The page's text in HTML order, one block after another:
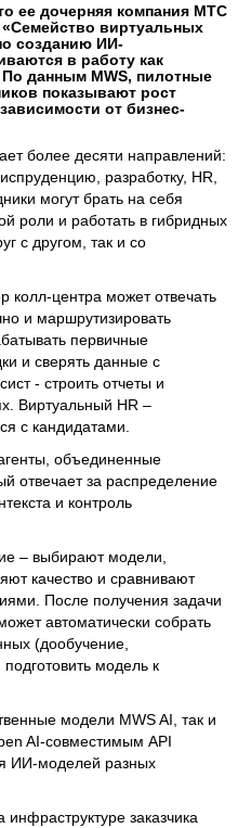
ее дочерняя компания МТС
«Семейство виртуальных
созданию ИИ-
в работу как
данным MWS, пилотные
показывают рост
от бизнес-
более десяти направлений:
разработку, HR,
могут брать на себя
роли и работать в гибридных
с другом, так и со
колл-центра может отвечать
и маршрутизировать
первичные
и сверять данные с
- строить отчеты и
Виртуальный HR –
с кандидатами.
объединенные
отвечает за распределение
и контроль
– выбирают модели,
качество и сравнивают
После получения задачи
автоматически собрать
(дообучение,
модель к
модели MWS AI, так и
AI-совместимым API
ИИ-моделей разных
заказчика